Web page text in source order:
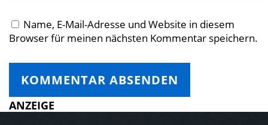
Name, E-Mail-Adresse und Website in diesem
Browser für meinen nächsten Kommentar speichern.
ANZEIGE